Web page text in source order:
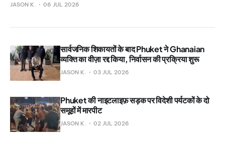
JASON K. 06 JUL 2026
सार्वजनिक शिकायतों के बाद Phuket ने Ghanaian
व्यक्ति का वीज़ा रद्द किया, निर्वासन की प्रक्रिया शुरू
JASON K. 03 JUL 2026
Phuket की नाइटलाइफ़ सड़क पर विदेशी पर्यटकों के दो
समूहों में मारपीट
JASON K. 02 JUL 2026